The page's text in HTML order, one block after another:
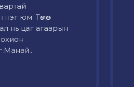
юм. Төмөр
нь цаг агаарын